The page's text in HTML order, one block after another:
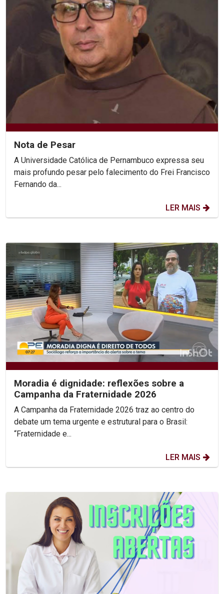
Nota de Pesar
A Universidade Católica de Pernambuco expressa seu
mais profundo pesar pelo falecimento do Frei Francisco
Fernando da...
LER MAIS
Moradia é dignidade: reflexões sobre a
Campanha da Fraternidade 2026
A Campanha da Fraternidade 2026 traz ao centro do
debate um tema urgente e estrutural para o Brasil:
“Fraternidade e...
LER MAIS